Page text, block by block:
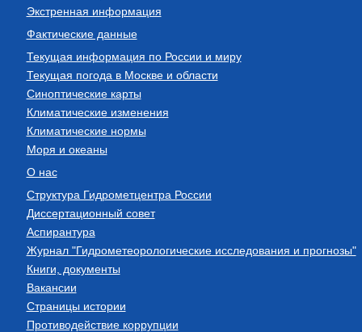
Экстренная информация
Фактические данные
Текущая информация по России и миру
Текущая погода в Москве и области
Синоптические карты
Климатические изменения
Климатические нормы
Моря и океаны
О нас
Структура Гидрометцентра России
Диссертационный совет
Аспирантура
Журнал "Гидрометеорологические исследования и прогнозы"
Книги, документы
Вакансии
Страницы истории
Противодействие коррупции